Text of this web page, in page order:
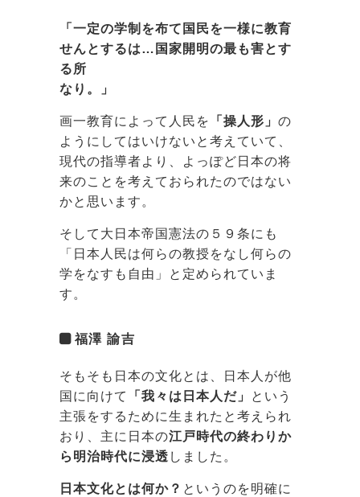
「一定の学制を布て国民を一様に教育
せんとするは…国家開明の最も害とす
る所
なり。」
画一教育によって人民を 「操人形」 の
ようにしてはいけないと考えていて、
現代の指導者より、よっぽど日本の将
来のことを考えておられたのではない
かと思います。
そして大日本帝国憲法の５９条にも
「日本人民は何らの教授をなし何らの
学をなすも自由」と定められていま
す。
福澤 諭吉
そもそも日本の文化とは、日本人が他
国に向けて
「我々は日本人だ」
という
主張をするために生まれたと考えられ
おり、主に日本の江戸時代の終わりか
ら明治時代に浸透 しました。
日本文化とは何か？ というのを明確に